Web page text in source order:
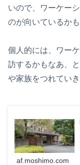
いので、ワーケー
のが向いているかも
個人的には、ワー
訪するかもなあ、
や家族をつれていき
af.moshimo.com